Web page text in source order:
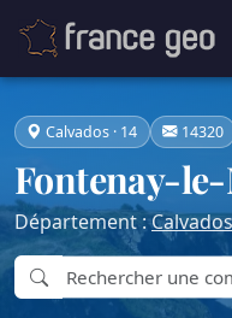
Calvados · 14 14320
Fontenay-
Département :Calvados